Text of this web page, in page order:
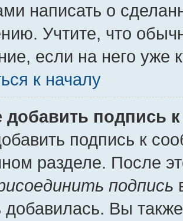
написать о
Учтите, что
если на него уже
к началу
добавить подпись
подпись к
разделе. После
подпись
добавилась. Вы